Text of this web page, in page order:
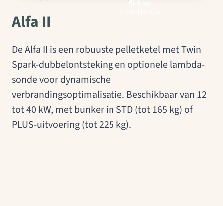
Alfa II
De Alfa II is een robuuste pelletketel met Twin
Spark-dubbelontsteking en optionele lambda-
sonde voor dynamische
verbrandingsoptimalisatie. Beschikbaar van 12
tot 40 kW, met bunker in STD (tot 165 kg) of
PLUS-uitvoering (tot 225 kg).
flink op